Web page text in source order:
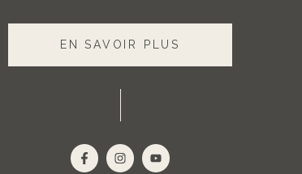
EN SAVOIR PLUS